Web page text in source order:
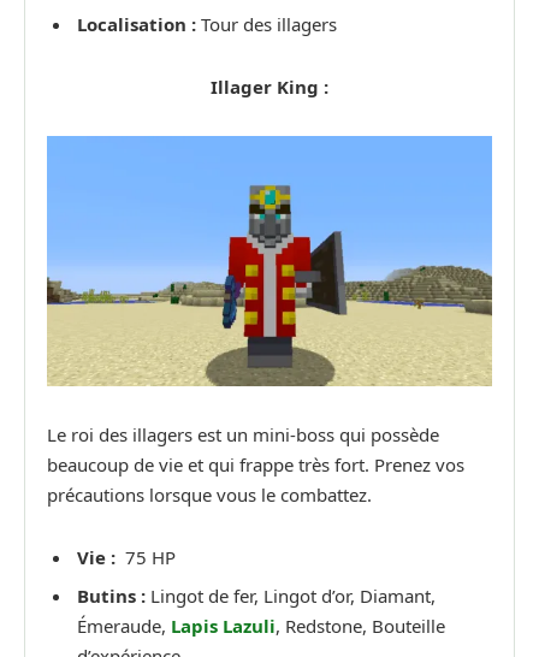
Localisation : Tour des illagers
Illager King :
Le roi des illagers est un mini-boss qui possède
beaucoup de vie et qui frappe très fort. Prenez vos
précautions lorsque vous le combattez.
Vie : 75 HP
Butins : Lingot de fer, Lingot d’or, Diamant,
Émeraude, Lapis Lazuli, Redstone, Bouteille